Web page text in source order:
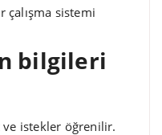
çalışma sistemi
bilgileri
istekler öğrenilir.